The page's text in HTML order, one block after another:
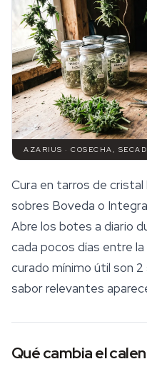
AZARIUS · COSECHA,
Cura en tarros de
sobres Boveda o
Abre los botes a diario
cada pocos días entre
curado mínimo útil son
sabor relevantes
Qué cambia el